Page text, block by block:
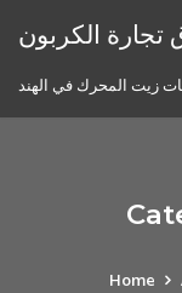
تجارة الكربون
Home